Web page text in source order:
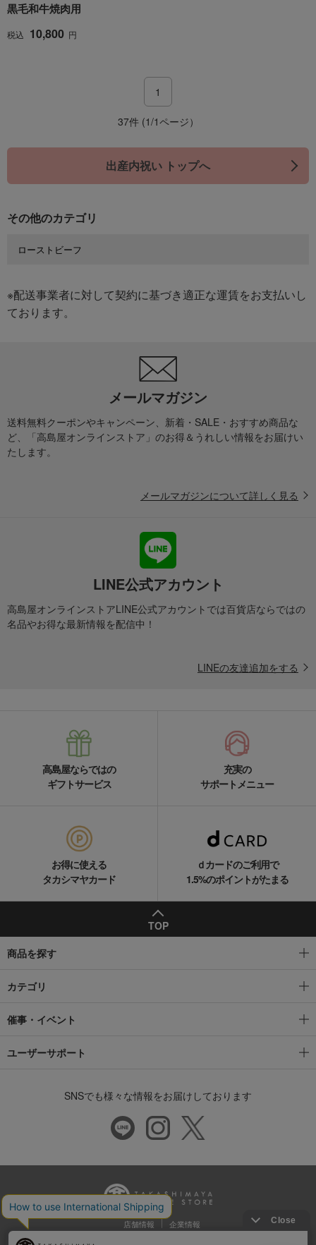
黒毛和牛焼肉用
税込 10,800 円
1
37件 (1/1ページ）
出産内祝い トップへ
その他のカテゴリ
ローストビーフ
※配送事業者に対して契約に基づき適正な運賃をお支払いし
ております。
メールマガジン
送料無料クーポンやキャンペーン、新着・SALE・おすすめ商品な
ど、「高島屋オンラインストア」のお得＆うれしい情報をお届けい
たします。
メールマガジンについて詳しく見る
LINE公式アカウント
高島屋オンラインストアLINE公式アカウントでは百貨店ならではの
名品やお得な最新情報を配信中！
LINEの友達追加をする
高島屋ならではの
ギフトサービス
充実の
サポートメニュー
お得に使える
タカシマヤカード
ｄカードのご利用で
1.5%のポイントがたまる
TOP
商品を探す
カテゴリ
催事・イベント
ユーザーサポート
SNSでも様々な情報をお届けしております
店舗情報 企業情報